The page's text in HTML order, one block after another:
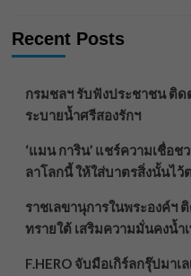
Recent Posts
กรมชลฯ รับฟังประชาชน ติ
ระบายน้ำศรีสองรักฯ
‘แมน การิน’ แชร์ความเชื่อ
ลาโลกนี้ ให้ใส่บาตรสิ่งนั้นไว้
ราชเลขานุการในพระองค์ฯ
ทรายใต้ เสริมความมั่นคงน้ำ
F.HERO จับมือเกิร์ลกรุ๊ปมาเ